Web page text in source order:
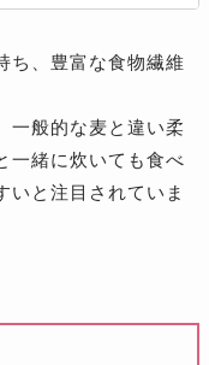
ち、豊富な食物繊維
一般的な麦と違い柔
一緒に炊いても食べ
いと注目されていま